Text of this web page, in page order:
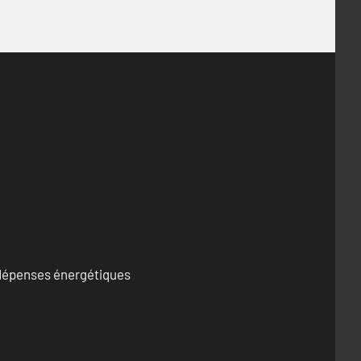
énergétiques